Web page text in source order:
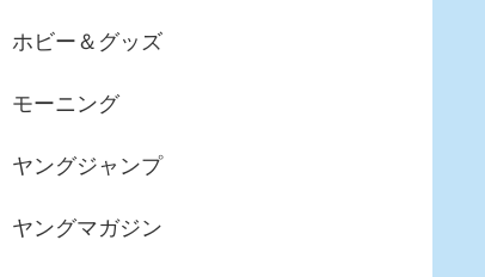
ホビー＆グッズ
モーニング
ヤングジャンプ
ヤングマガジン